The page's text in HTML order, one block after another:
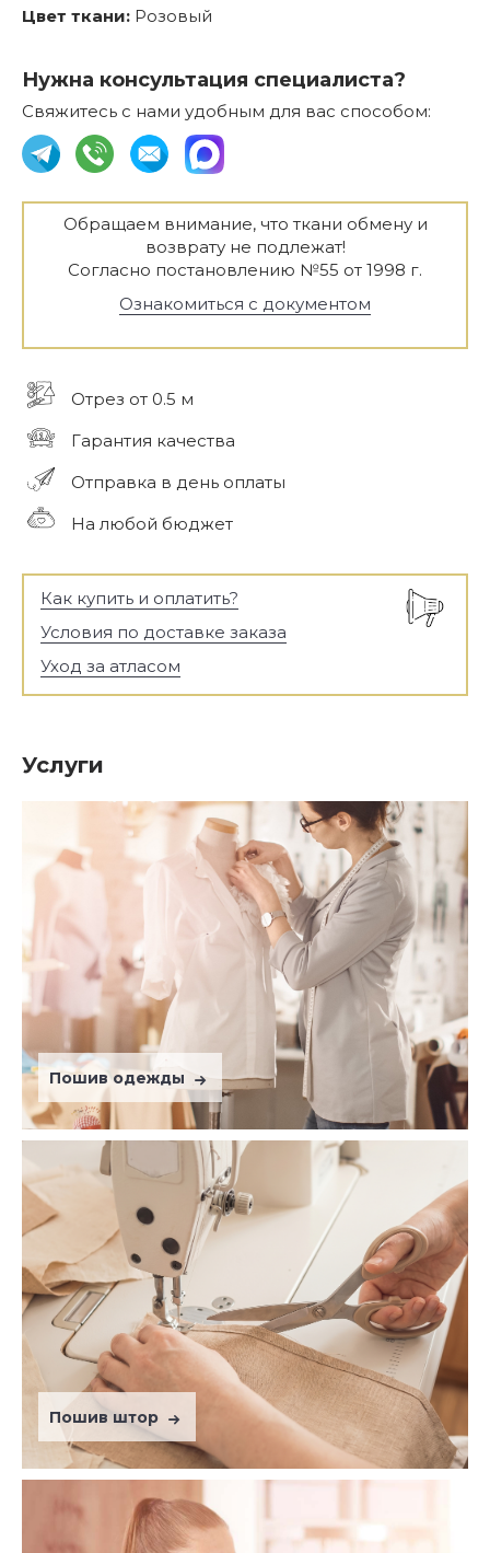
Цвет ткани: Розовый
Нужна консультация специалиста?
Свяжитесь с нами удобным для вас способом:
Обращаем внимание, что ткани обмену и
возврату не подлежат!
Согласно постановлению №55 от 1998 г.
Ознакомиться с документом
Отрез от 0.5 м
Гарантия качества
Отправка в день оплаты
На любой бюджет
Как купить и оплатить?
Условия по доставке заказа
Уход за атласом
Услуги
Пошив одежды
Пошив штор